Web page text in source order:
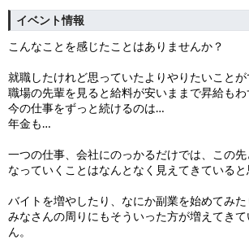
イベント情報
こんなことを感じたことはありませんか？
就職したけれど思っていたよりやりたいこと
職場の先輩を見ると給料が安いままで昇給も
今の仕事をずっと続けるのは…
年金も…
一つの仕事、会社にのっかるだけでは、この先
なっていくことはなんとなく見えてきていると
バイトを増やしたり、なにか副業を始めてみ
みなさんの周りにもそういった方が増えてき
ん。